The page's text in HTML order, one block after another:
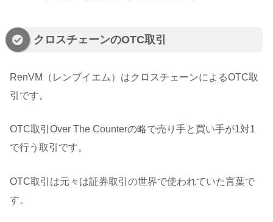
クロスチェーンのOTC取引
RenVM（レンブイエム）はクロスチェーンによるOTC取
引です。
OTC取引Over The Counterの略で売り手と買い手が1対1
で行う取引です。
OTC取引は元々は証券取引の世界で使われていた言葉で
す。